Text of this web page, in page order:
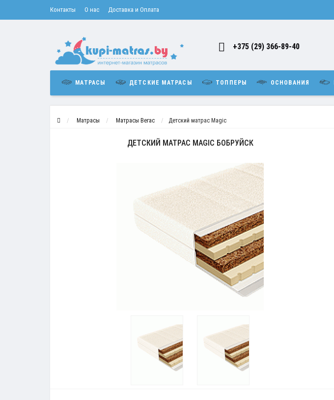
Контакты О нас Доставка и Оплата
+375 (29) 366-89-40
МАТРАСЫ ДЕТСКИЕ МАТРАСЫ ТОППЕРЫ ОСНОВАНИЯ
Матрасы Матрасы Вегас Детский матрас Magic
ДЕТСКИЙ МАТРАС MAGIC БОБРУЙСК